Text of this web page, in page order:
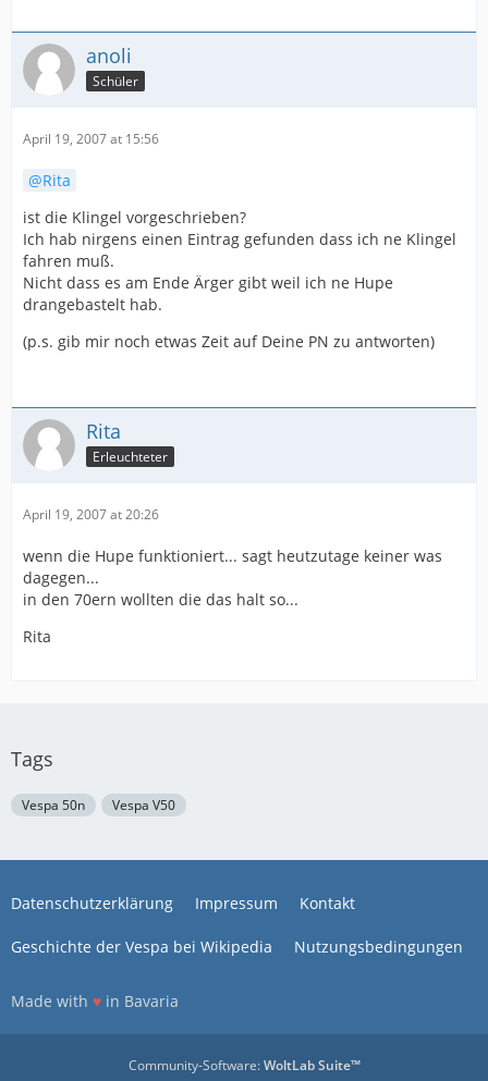
anoli
Schüler
April 19, 2007 at 15:56
Rita
ist die Klingel vorgeschrieben?
Ich hab nirgens einen Eintrag gefunden dass ich ne Klingel
fahren muß.
Nicht dass es am Ende Ärger gibt weil ich ne Hupe
drangebastelt hab.
(p.s. gib mir noch etwas Zeit auf Deine PN zu antworten)
Rita
Erleuchteter
April 19, 2007 at 20:26
wenn die Hupe funktioniert... sagt heutzutage keiner was
dagegen...
in den 70ern wollten die das halt so...
Rita
Tags
Vespa 50n Vespa V50
Datenschutzerklärung Impressum Kontakt
Geschichte der Vespa bei Wikipedia Nutzungsbedingungen
Made with ♥ in Bavaria
Community-Software:WoltLab Suite™